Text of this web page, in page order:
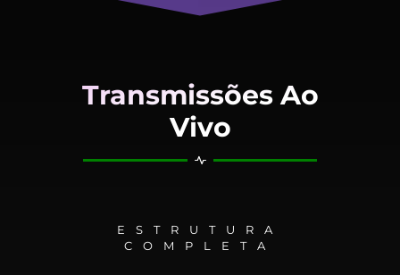
Transmissões Ao
Vivo
ESTRUTURA
COMPLETA